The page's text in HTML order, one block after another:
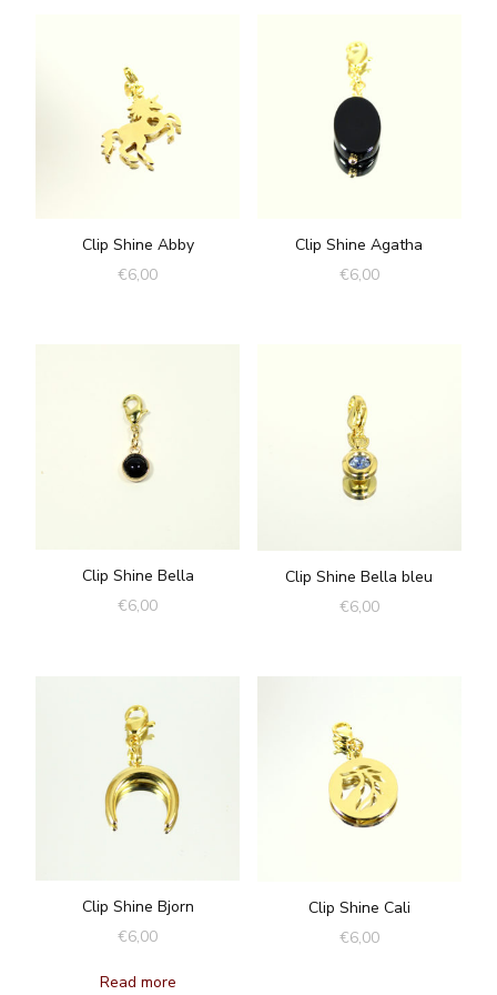
Clip Shine Abby
€6,00
Clip Shine Agatha
€6,00
Clip Shine Bella
€6,00
Clip Shine Bella bleu
€6,00
Clip Shine Bjorn
€6,00
Read more
Clip Shine Cali
€6,00